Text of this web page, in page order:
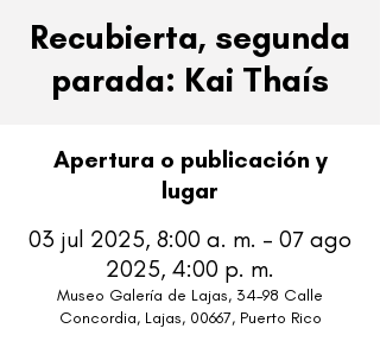
Recubierta, segunda
parada: Kai Thaís
Apertura o publicación y
lugar
03 jul 2025, 8:00 a. m. – 07 ago
2025, 4:00 p. m.
Museo Galería de Lajas, 34–98 Calle
Concordia, Lajas, 00667, Puerto Rico